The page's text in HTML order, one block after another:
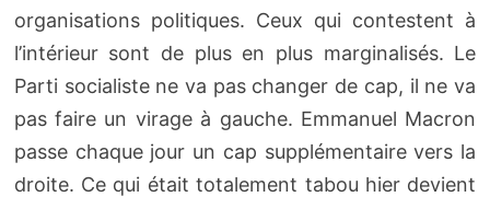
organisations politiques. Ceux qui contestent à
l’intérieur sont de plus en plus marginalisés. Le
Parti socialiste ne va pas changer de cap, il ne va
pas faire un virage à gauche. Emmanuel Macron
passe chaque jour un cap supplémentaire vers la
droite. Ce qui était totalement tabou hier devient